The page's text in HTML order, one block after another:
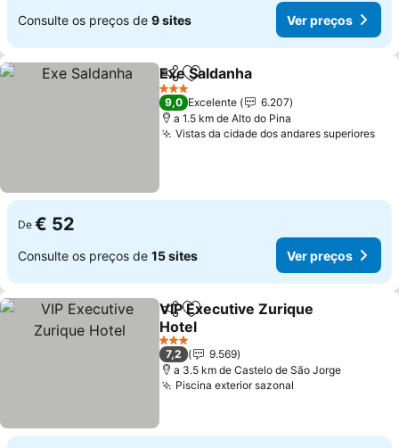
Consulte os preços de 9 sites Ver preços
PartilharAdicionar aos favoritos
Exe Saldanha
3 Estrelas
9,0 Excelente
6.207
a 1.5 km de Alto do Pina
Vistas da cidade dos andares superiores
De € 52
Consulte os preços de 15 sites Ver preços
PartilharAdicionar aos favoritos
VIP Executive Zurique
Hotel
3 Estrelas
7,2
9.569
a 3.5 km de Castelo de São Jorge
Piscina exterior sazonal